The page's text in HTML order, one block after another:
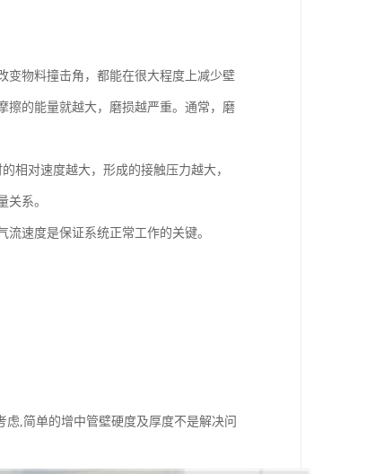
变物料撞击角，都能在很大程度上减少壁
擦的能量就越大，磨损越严重。通常，磨
相对速度越大，形成的接触压力越大，
关系。
速度是保证系统正常工作的关键。
,简单的增中管壁硬度及厚度不是解决问